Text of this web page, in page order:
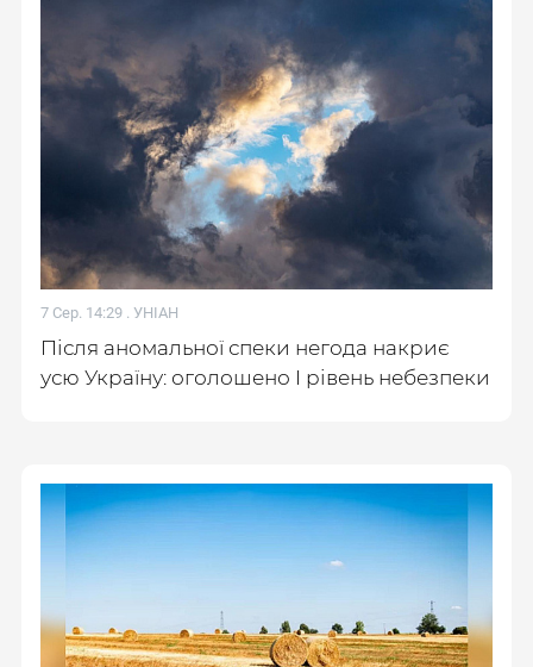
7 Сер. 14:29 . УНІАН
Після аномальної спеки негода накриє
усю Україну: оголошено І рівень небезпеки